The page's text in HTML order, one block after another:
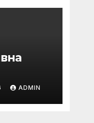
по
за
ADMIN